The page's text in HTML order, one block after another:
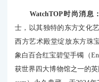
WatchTOP时尚消息：
士，以其独特的东方文化
西方艺术殿堂绽放东方珠
象白百合红宝碧玺手镯（
获世界四大博物馆之一的